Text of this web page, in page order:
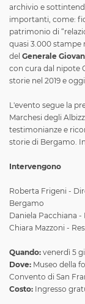
archivio e
importanti, come:
patrimonio di
quasi 3.000
del Generale
con cura dal nipote
storie nel 2019 e
L'evento segue la
Marchesi degli
testimonianze e
storie di Bergamo.
Intervengono
Roberta Frigeni -
Bergamo
Daniela Pacchiana
Chiara Mazzoni -
Quando: venerdì 5
Dove: Museo della
Convento di San
Costo: Ingresso